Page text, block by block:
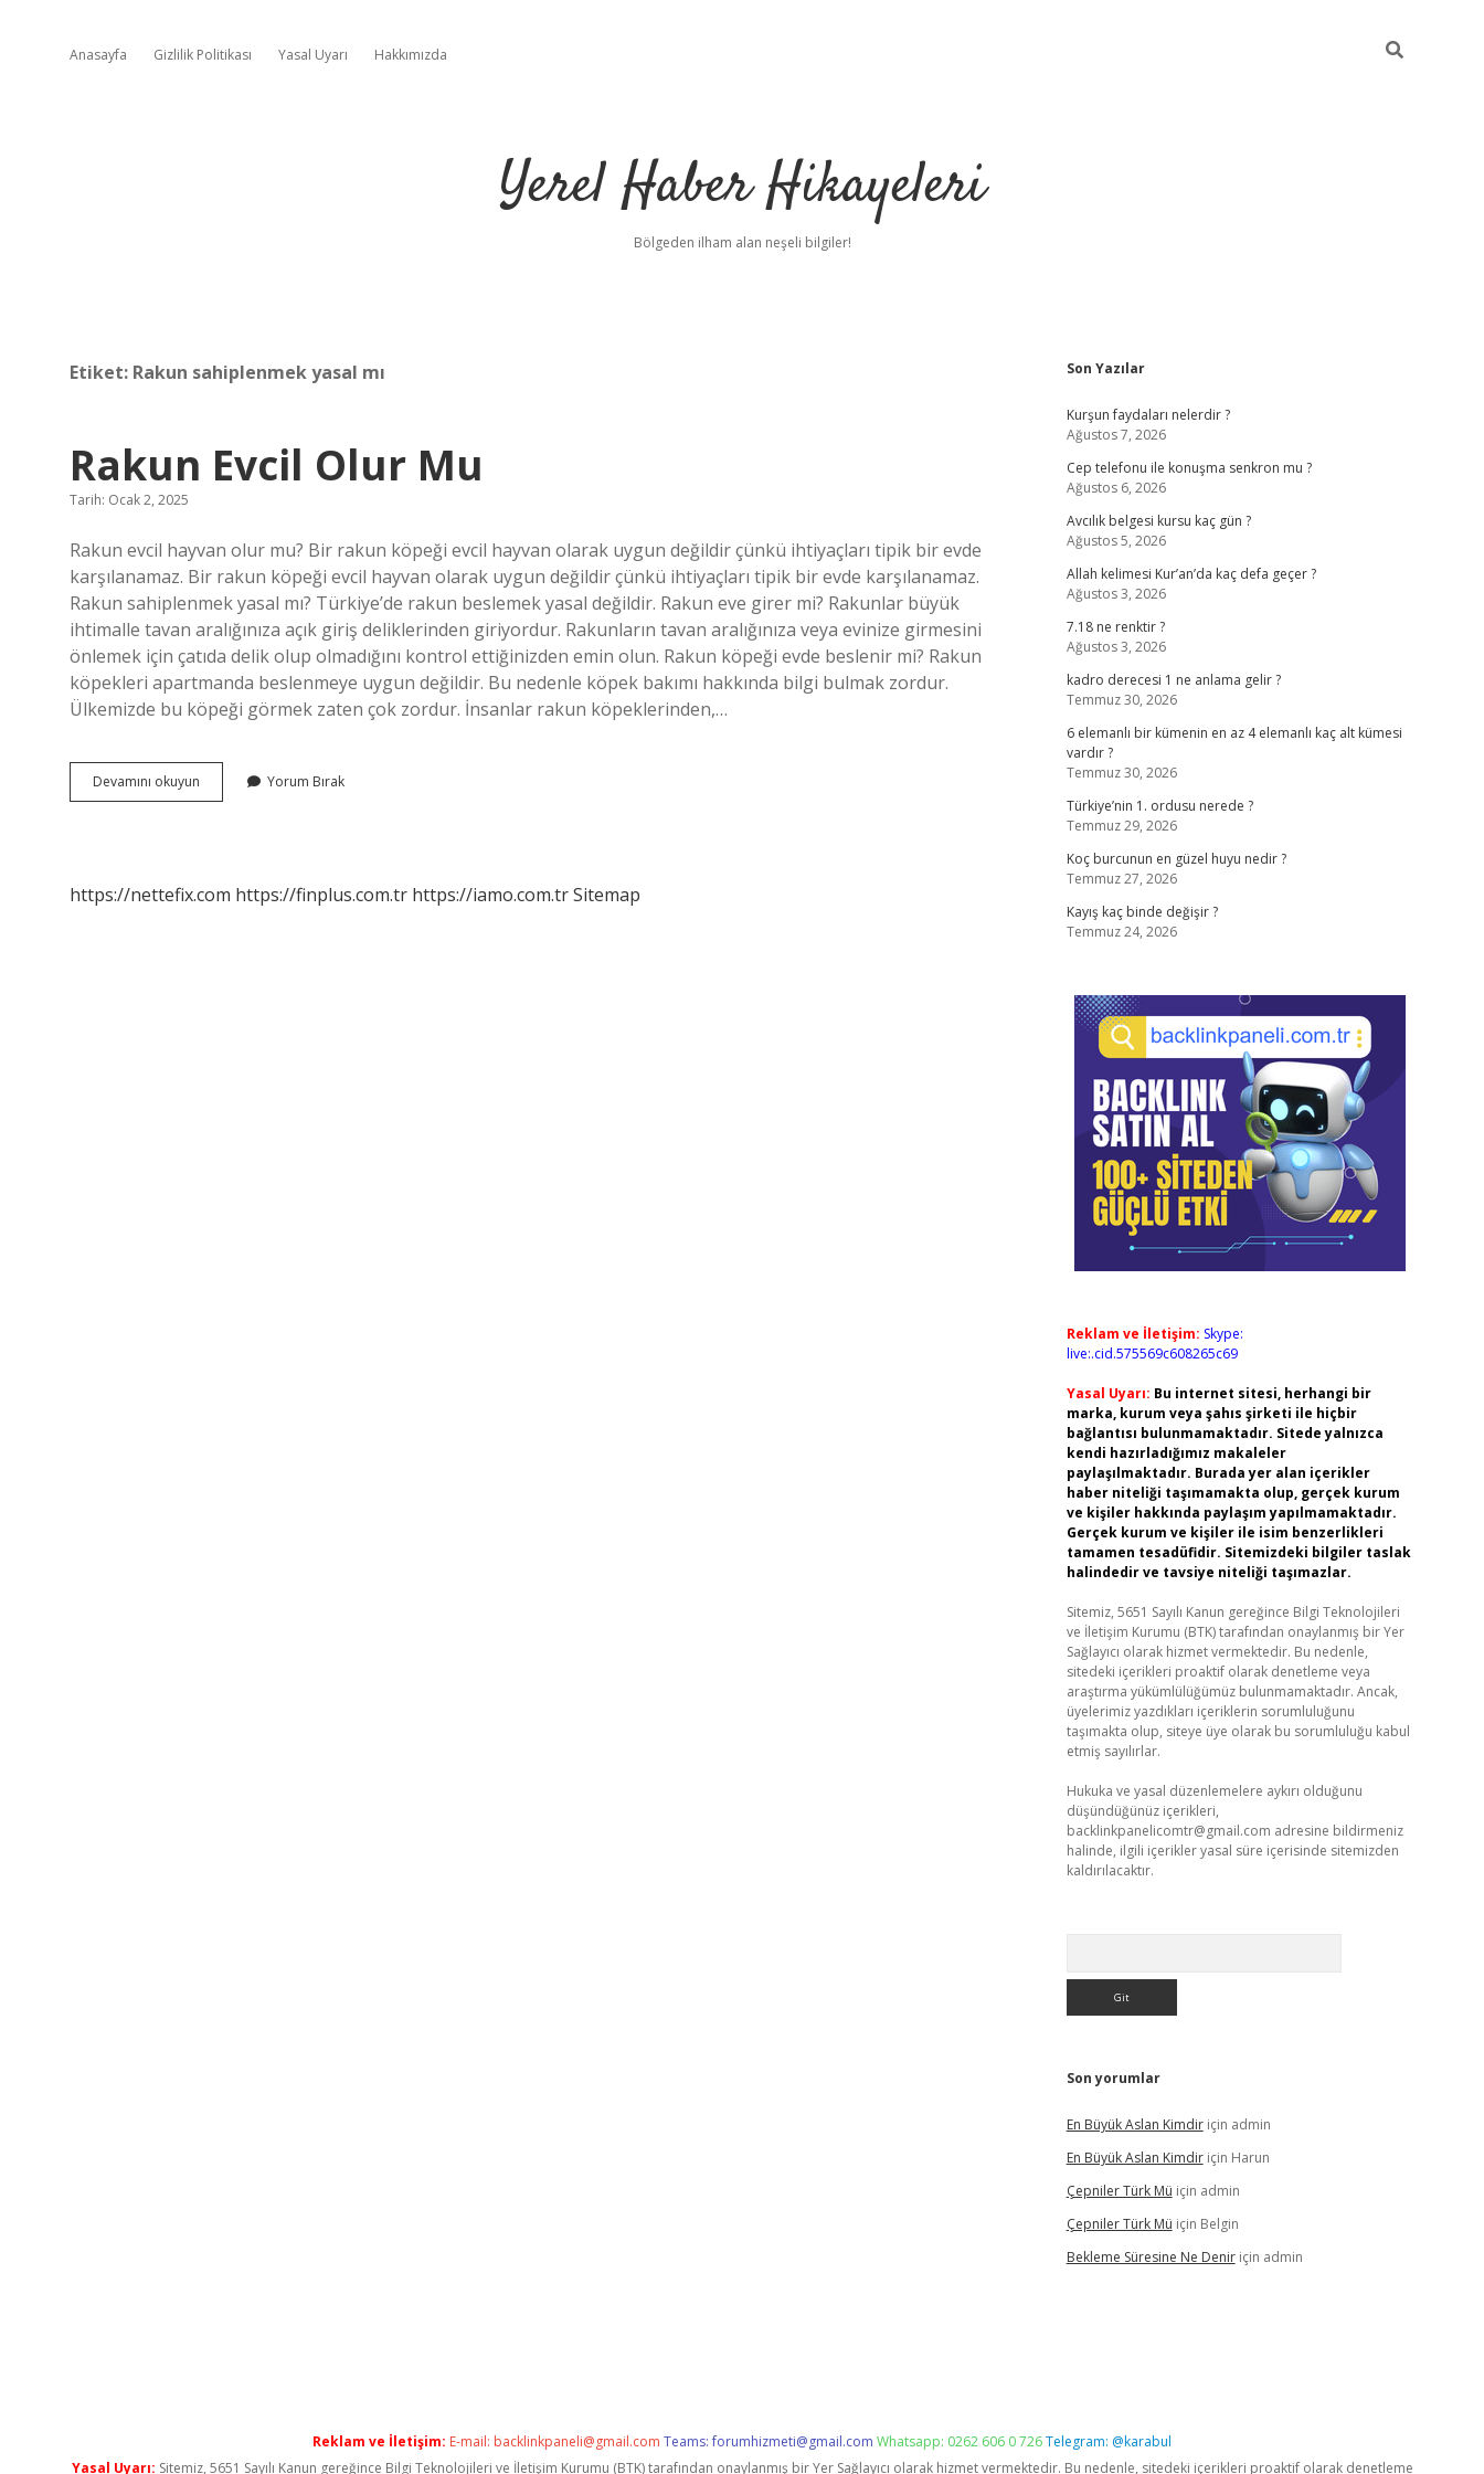
Anasayfa Gizlilik Politikası Yasal Uyarı Hakkımızda
Yerel Haber Hikayeleri
Bölgeden ilham alan neşeli bilgiler!
Etiket: Rakun sahiplenmek yasal mı
Rakun Evcil Olur Mu
Tarih: Ocak 2, 2025
Rakun evcil hayvan olur mu? Bir rakun köpeği evcil hayvan olarak uygun değildir çünkü ihtiyaçları tipik bir evde
karşılanamaz. Bir rakun köpeği evcil hayvan olarak uygun değildir çünkü ihtiyaçları tipik bir evde karşılanamaz.
Rakun sahiplenmek yasal mı? Türkiye’de rakun beslemek yasal değildir. Rakun eve girer mi? Rakunlar büyük
ihtimalle tavan aralığınıza açık giriş deliklerinden giriyordur. Rakunların tavan aralığınıza veya evinize girmesini
önlemek için çatıda delik olup olmadığını kontrol ettiğinizden emin olun. Rakun köpeği evde beslenir mi? Rakun
köpekleri apartmanda beslenmeye uygun değildir. Bu nedenle köpek bakımı hakkında bilgi bulmak zordur.
Ülkemizde bu köpeği görmek zaten çok zordur. İnsanlar rakun köpeklerinden,…
Devamını okuyun
Evcil
Yorum Bırak
https://nettefix.com https://finplus.com.tr https://iamo.com.trSitemap
Sidebar
Son Yazılar
Kurşun faydaları nelerdir ?
Ağustos 7, 2026
Cep telefonu ile konuşma senkron mu ?
Ağustos 6, 2026
Avcılık belgesi kursu kaç gün ?
Ağustos 5, 2026
Allah kelimesi Kur’an’da kaç defa geçer ?
Ağustos 3, 2026
7.18 ne renktir ?
Ağustos 3, 2026
kadro derecesi 1 ne anlama gelir ?
Temmuz 30, 2026
6 elemanlı bir kümenin en az 4 elemanlı kaç alt kümesi
vardır ?
Temmuz 30, 2026
Türkiye’nin 1. ordusu nerede ?
Temmuz 29, 2026
Koç burcunun en güzel huyu nedir ?
Temmuz 27, 2026
Kayış kaç binde değişir ?
Temmuz 24, 2026
Reklam ve İletişim: Skype:
live:.cid.575569c608265c69
Yasal Uyarı: Bu internet sitesi, herhangi bir
marka, kurum veya şahıs şirketi ile hiçbir
bağlantısı bulunmamaktadır. Sitede yalnızca
kendi hazırladığımız makaleler
paylaşılmaktadır. Burada yer alan içerikler
haber niteliği taşımamakta olup, gerçek kurum
ve kişiler hakkında paylaşım yapılmamaktadır.
Gerçek kurum ve kişiler ile isim benzerlikleri
tamamen tesadüfidir. Sitemizdeki bilgiler taslak
halindedir ve tavsiye niteliği taşımazlar.
Sitemiz, 5651 Sayılı Kanun gereğince Bilgi Teknolojileri
ve İletişim Kurumu (BTK) tarafından onaylanmış bir Yer
Sağlayıcı olarak hizmet vermektedir. Bu nedenle,
sitedeki içerikleri proaktif olarak denetleme veya
araştırma yükümlülüğümüz bulunmamaktadır. Ancak,
üyelerimiz yazdıkları içeriklerin sorumluluğunu
taşımakta olup, siteye üye olarak bu sorumluluğu kabul
etmiş sayılırlar.
Hukuka ve yasal düzenlemelere aykırı olduğunu
düşündüğünüz içerikleri,
backlinkpanelicomtr@gmail.com adresine bildirmeniz
halinde, ilgili içerikler yasal süre içerisinde sitemizden
kaldırılacaktır.
Son yorumlar
En Büyük Aslan Kimdiriçin admin
En Büyük Aslan Kimdiriçin Harun
Çepniler Türk Mü için admin
Çepniler Türk Mü için Belgin
Bekleme Süresine Ne Deniriçin admin
Reklam ve İletişim: E-mail: backlinkpaneli@gmail.com Teams:forumhizmeti@gmail.com Whatsapp: 0262 606 0 726Telegram: @karabul
Yasal Uyarı: Sitemiz, 5651 Sayılı Kanun gereğince Bilgi Teknolojileri ve İletişim Kurumu (BTK) tarafından onaylanmış bir Yer Sağlayıcı olarak hizmet vermektedir. Bu nedenle, sitedeki içerikleri proaktif olarak denetleme